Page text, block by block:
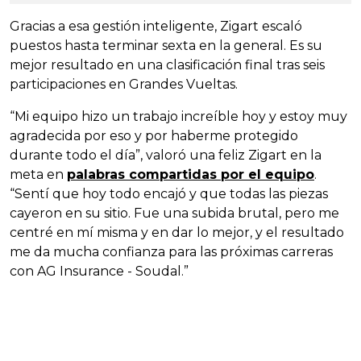
Gracias a esa gestión inteligente, Zigart escaló
puestos hasta terminar sexta en la general. Es su
mejor resultado en una clasificación final tras seis
participaciones en Grandes Vueltas.
“Mi equipo hizo un trabajo increíble hoy y estoy muy
agradecida por eso y por haberme protegido
durante todo el día”, valoró una feliz Zigart en la
meta en palabras compartidas por el equipo.
“Sentí que hoy todo encajó y que todas las piezas
cayeron en su sitio. Fue una subida brutal, pero me
centré en mí misma y en dar lo mejor, y el resultado
me da mucha confianza para las próximas carreras
con AG Insurance - Soudal.”